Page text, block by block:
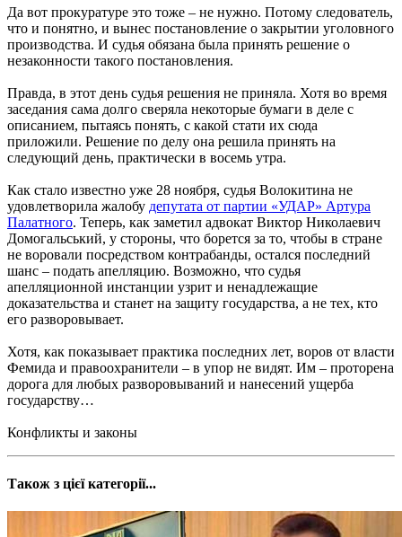
Да вот прокуратуре это тоже – не нужно. Потому следователь,
что и понятно, и вынес постановление о закрытии уголовного
производства. И судья обязана была принять решение о
незаконности такого постановления.
Правда, в этот день судья решения не приняла. Хотя во время
заседания сама долго сверяла некоторые бумаги в деле с
описанием, пытаясь понять, с какой стати их сюда
приложили. Решение по делу она решила принять на
следующий день, практически в восемь утра.
Как стало известно уже 28 ноября, судья Волокитина не
удовлетворила жалобу депутата от партии «УДАР» Артура
Палатного. Теперь, как заметил адвокат Виктор Николаевич
Домогальський, у стороны, что борется за то, чтобы в стране
не воровали посредством контрабанды, остался последний
шанс – подать апелляцию. Возможно, что судья
апелляционной инстанции узрит и ненадлежащие
доказательства и станет на защиту государства, а не тех, кто
его разворовывает.
Хотя, как показывает практика последних лет, воров от власти
Фемида и правоохранители – в упор не видят. Им – проторена
дорога для любых разворовываний и нанесений ущерба
государству…
Конфликты и законы
Також з цієї категорії...